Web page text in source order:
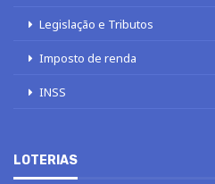
Legislação e Tributos
Imposto de renda
INSS
LOTERIAS